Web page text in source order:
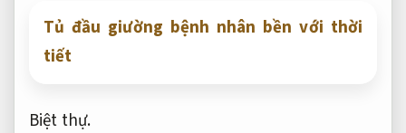
Tủ đầu giường bệnh nhân bền với thời
tiết
Biệt thự.